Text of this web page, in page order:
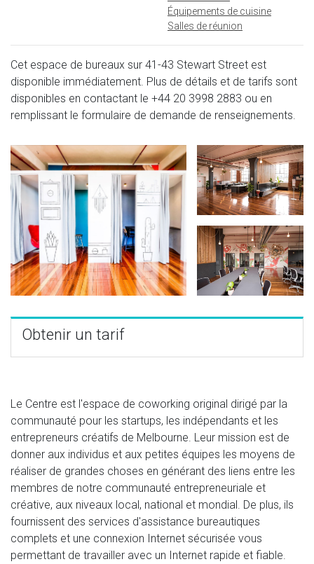
Équipements de cuisine
Salles de réunion
Cet espace de bureaux sur 41-43 Stewart Street est
disponible immédiatement. Plus de détails et de tarifs sont
disponibles en contactant le +44 20 3998 2883 ou en
remplissant le formulaire de demande de renseignements.
Obtenir un tarif
Le Centre est l'espace de coworking original dirigé par la
communauté pour les startups, les indépendants et les
entrepreneurs créatifs de Melbourne. Leur mission est de
donner aux individus et aux petites équipes les moyens de
réaliser de grandes choses en générant des liens entre les
membres de notre communauté entrepreneuriale et
créative, aux niveaux local, national et mondial. De plus, ils
fournissent des services d'assistance bureautiques
complets et une connexion Internet sécurisée vous
permettant de travailler avec un Internet rapide et fiable.